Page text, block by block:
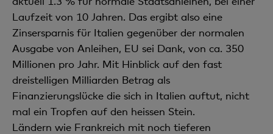
Laufzeit von 10 Jahren. Das ergibt also eine
Zinsersparnis für Italien gegenüber der normalen
Ausgabe von Anleihen, EU sei Dank, von ca. 350
Millionen pro Jahr. Mit Hinblick auf den fast
dreistelligen Milliarden Betrag als
Finanzierungslücke die sich in Italien auftut, nicht
mal ein Tropfen auf den heissen Stein.
Ländern wie Frankreich mit noch tieferen